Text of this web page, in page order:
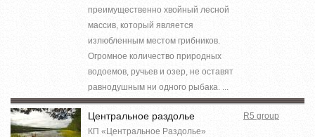
преимущественно хвойный лесной
массив, который является
излюбленным местом грибников.
Огромное количество природных
водоемов, ручьев и озер, не оставят
равнодушным ни одного рыбака. ...
Центральное раздолье
КП «Центральное Раздолье»
R5 group